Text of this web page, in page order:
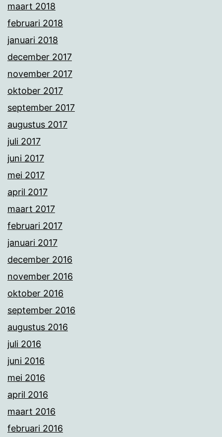
maart 2018
februari 2018
januari 2018
december 2017
november 2017
oktober 2017
september 2017
augustus 2017
juli 2017
juni 2017
mei 2017
april 2017
maart 2017
februari 2017
januari 2017
december 2016
november 2016
oktober 2016
september 2016
augustus 2016
juli 2016
juni 2016
mei 2016
april 2016
maart 2016
februari 2016